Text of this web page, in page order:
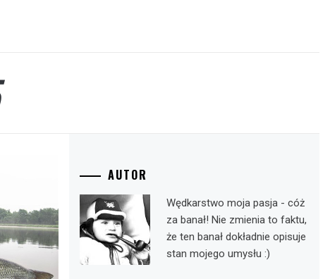
AUTOR
Wędkarstwo moja pasja - cóż
za banał! Nie zmienia to faktu,
że ten banał dokładnie opisuje
stan mojego umysłu :)